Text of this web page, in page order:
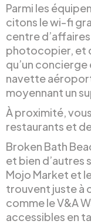
Parmi les
citons le wi-fi
centre
photocopier, et
qu’un concierge
navette
moyennant un
À proximité,
restaurants et
Broken Bath
et bien d’autres
Mojo Market et
trouvent juste à
comme le V&A
accessibles en